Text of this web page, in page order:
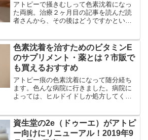
アトピーで掻きむしって色素沈着になっ
た両腕。治療２ヶ月目の記事を読んだ読
者さんから、その後はどうですかという
度アップしてみます。色素沈着の治療に
入った経緯今はステロイド...
色素沈着を治すためのビタミンE
のサプリメント・薬とは？市販で
も買えるおすすめ
アトピー痕の色素沈着になって随分経ち
ます。色んな病院に行きました。病院に
よっては、ヒルドイドしか処方してくれ
りません。ヒルドイドは保湿のためだけ
です。しっかりと知識をつ...
資生堂の2e（ドゥーエ）がアトピ
ー向けにリニューアル！2019年9